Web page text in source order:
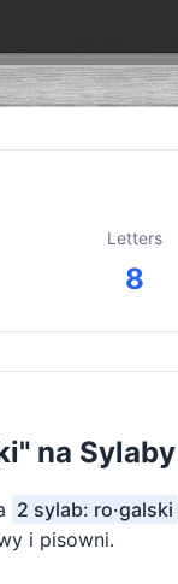
Letters
8
na Sylaby
2 sylab: ro·galski
i pisowni.